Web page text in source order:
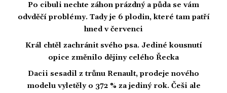
Po cibuli nechte záhon prázdný a půda se vám
odvděčí problémy. Tady je 6 plodin, které tam patří
hned v červenci
Král chtěl zachránit svého psa. Jediné kousnutí
opice změnilo dějiny celého Řecka
Dacii sesadil z trůnu Renault, prodeje nového
modelu vyletěly o 372 % za jediný rok. Češi ale